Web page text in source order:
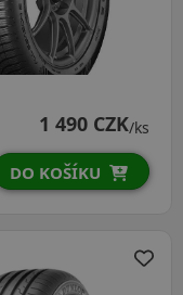
1 490 CZK/ks
DO KOŠÍKU